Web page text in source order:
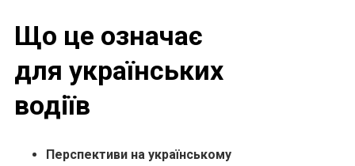
Що це означає
для українських
водіїв
Перспективи на українському